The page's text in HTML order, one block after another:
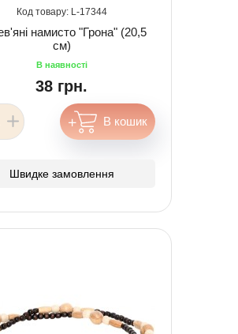
17344
намисто "Грона" (20,5
см)
38 грн.
Швидке замовлення